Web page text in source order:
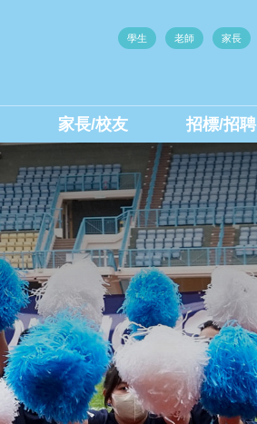
學生 老師 家長
家長/校友 招標/招聘